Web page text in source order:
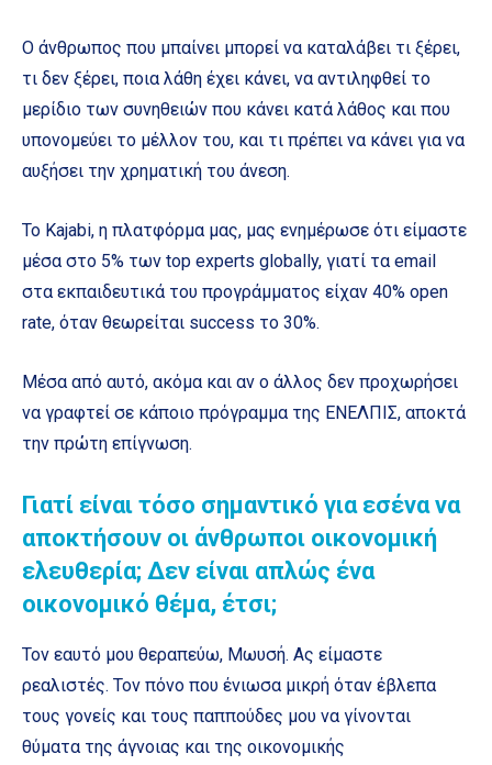
Ο άνθρωπος που μπαίνει μπορεί να καταλάβει τι ξέρει,
τι δεν ξέρει, ποια λάθη έχει κάνει, να αντιληφθεί το
μερίδιο των συνηθειών που κάνει κατά λάθος και που
υπονομεύει το μέλλον του, και τι πρέπει να κάνει για να
αυξήσει την χρηματική του άνεση.
Το Kajabi, η πλατφόρμα μας, μας ενημέρωσε ότι είμαστε
μέσα στο 5% των top experts globally, γιατί τα email
στα εκπαιδευτικά του προγράμματος είχαν 40% open
rate, όταν θεωρείται success το 30%.
Μέσα από αυτό, ακόμα και αν ο άλλος δεν προχωρήσει
να γραφτεί σε κάποιο πρόγραμμα της ΕΝΕΛΠΙΣ, αποκτά
την πρώτη επίγνωση.
Γιατί είναι τόσο σημαντικό για εσένα να
αποκτήσουν οι άνθρωποι οικονομική
ελευθερία; Δεν είναι απλώς ένα
οικονομικό θέμα, έτσι;
Τον εαυτό μου θεραπεύω, Μωυσή. Ας είμαστε
ρεαλιστές. Τον πόνο που ένιωσα μικρή όταν έβλεπα
τους γονείς και τους παππούδες μου να γίνονται
θύματα της άγνοιας και της οικονομικής